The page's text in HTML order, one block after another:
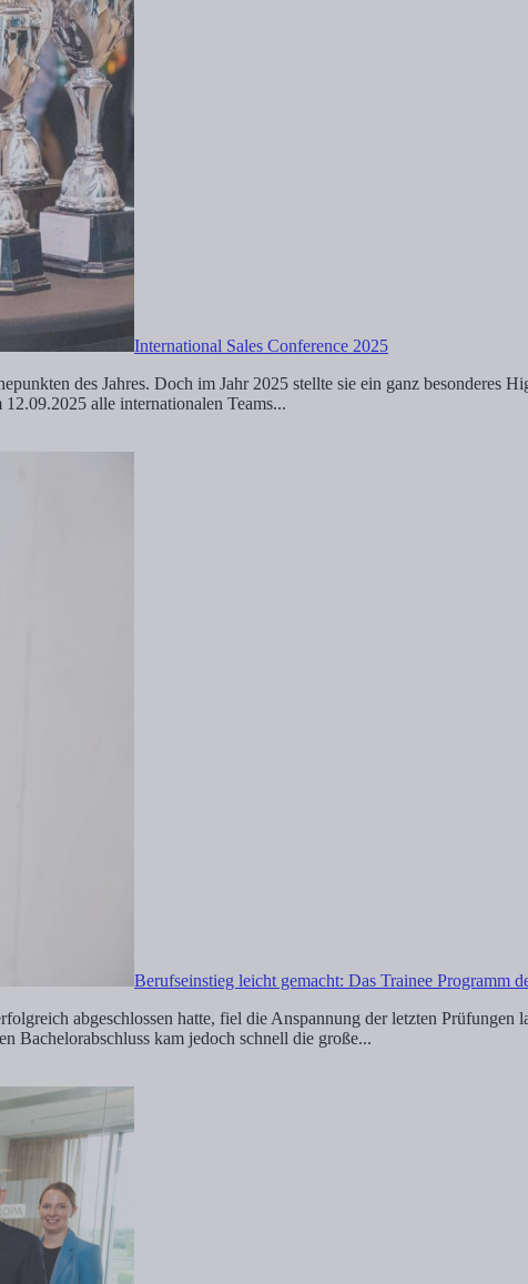
International Sales Conference 2025
des Jahres. Doch im Jahr 2025 stellte sie ein ganz besonderes
alle internationalen Teams...
Berufseinstieg leicht gemacht: Das Trainee Programm
abgeschlossen hatte, fiel die Anspannung der letzten Prüfungen
Bachelorabschluss kam jedoch schnell die große...